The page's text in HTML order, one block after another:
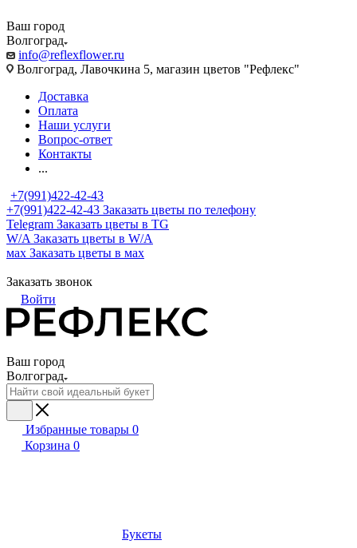
Ваш город
Волгоград
info@reflexflower.ru
Волгоград, Лавочкина 5, магазин цветов "Рефлекс"
Доставка
Оплата
Наши услуги
Вопрос-ответ
Контакты
...
+7(991)422-42-43
+7(991)422-42-43 Заказать цветы по телефону
Telegram Заказать цветы в TG
W/A Заказать цветы в W/A
мах Заказать цветы в мах
Заказать звонок
Войти
Ваш город
Волгоград
Избранные товары 0
Корзина 0
Букеты